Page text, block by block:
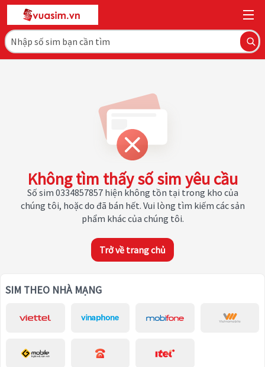
Không tìm thấy số sim yêu cầu
Số sim 0334857857 hiện không tồn tại trong kho của
chúng tôi, hoặc do đã bán hết. Vui lòng tìm kiếm các sản
phẩm khác của chúng tôi.
Trở về trang chủ
SIM THEO NHÀ MẠNG